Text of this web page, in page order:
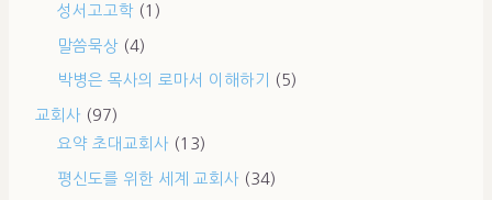
성서고고학 (1)
말씀묵상 (4)
박병은 목사의 로마서 이해하기 (5)
교회사 (97)
요약 초대교회사 (13)
평신도를 위한 세계 교회사 (34)